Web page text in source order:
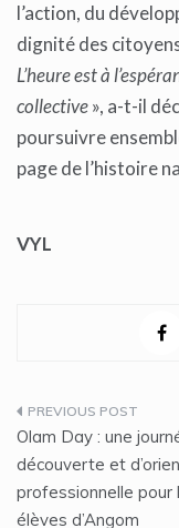
l’action, du
dignité des
L’heure est à
collective», a-t-il
poursuivre
page de l’histoire
VYL
Navigation
de
l’article
Olam Day : une
découverte et
professionnelle pour
élèves d’Angom